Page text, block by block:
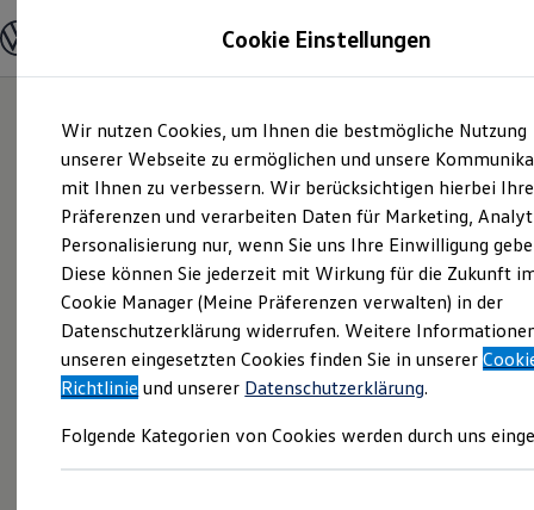
Hauptinhalt
springen
Footer
springen
Modelle und Konfigurator
Modelle vergleichen
Elektroautos
ENERGY Sondermodelle
Nutzfahrzeuge
SUV und CUV
Familienautos
Kombis
Kompaktwagen
Sportwagen
Schnell verfügbare Fahrzeuge
Angebote und Produkte
Aktuelle Angebote
E-Auto-Förderung
Volkswagen Marktplatz
Junge Gebrauchtwagen und Gebrauchtwagen
Cookie Einstellungen
Wir nutzen Cookies, um Ihnen die bestmögliche Nutzung
unserer Webseite zu ermöglichen und unsere
mit Ihnen zu verbessern. Wir berücksichtigen hierbei Ihre
Präferenzen und verarbeiten Daten für Marketing,
Personalisierung nur, wenn Sie uns Ihre Einwilligung
Diese können Sie jederzeit mit Wirkung für die Zukunft
Cookie Manager (Meine Präferenzen verwalten) in der
Datenschutzerklärung widerrufen. Weitere
unseren eingesetzten Cookies finden Sie in unserer
Richtlinie und unserer Datenschutzerklärung.
Folgende Kategorien von Cookies werden durch uns